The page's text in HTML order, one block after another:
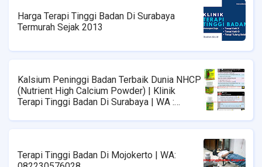
Harga Terapi Tinggi Badan Di Surabaya
Termurah Sejak 2013
Kalsium Peninggi Badan Terbaik Dunia NHCP
(Nutrient High Calcium Powder) | Klinik
Terapi Tinggi Badan Di Surabaya | WA :
Terapi Tinggi Badan Di Mojokerto | WA: